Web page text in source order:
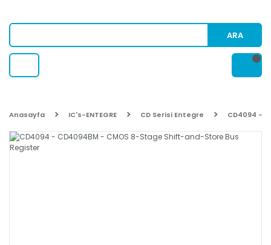
ARA
Anasayfa IC's-ENTEGRE CD Serisi Entegre CD4094 -